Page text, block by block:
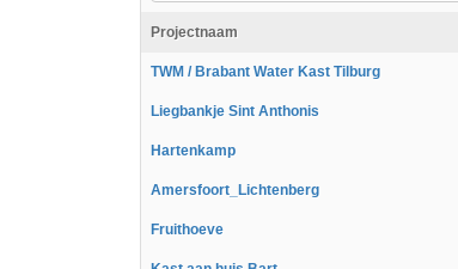
Projectnaam
TWM / Brabant Water Kast Tilburg
Liegbankje Sint Anthonis
Hartenkamp
Amersfoort_Lichtenberg
Fruithoeve